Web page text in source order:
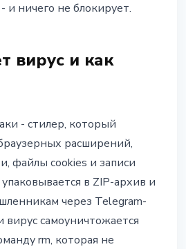
ничего не блокирует.
вирус и как
- стилер, который
расширений,
файлы cookies и записи
упаковывается в ZIP-архив и
через Telegram-
вирус самоуничтожается
rm, которая не